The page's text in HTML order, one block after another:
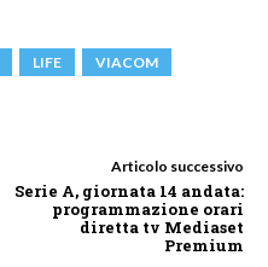
LIFE
VIACOM
Articolo successivo
Serie A, giornata 14 andata:
programmazione orari
diretta tv Mediaset
Premium